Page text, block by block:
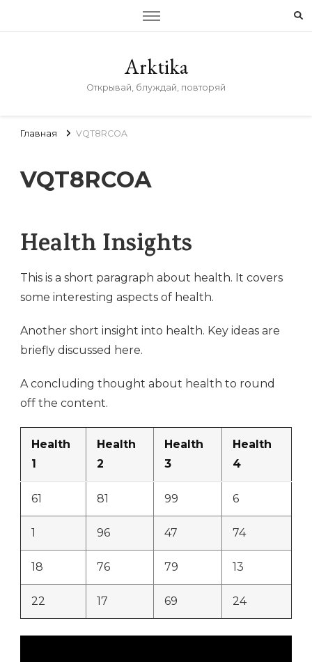
Arktika
Открывай, блуждай, повторяй
Главная VQT8RCOA
VQT8RCOA
Health Insights
This is a short paragraph about health. It covers
some interesting aspects of health.
Another short insight into health. Key ideas are
briefly discussed here.
A concluding thought about health to round
off the content.
Health
1
Health
2
Health
3
Health
4
61 81 99 6
1 96 47 74
18 76 79 13
22 17 69 24